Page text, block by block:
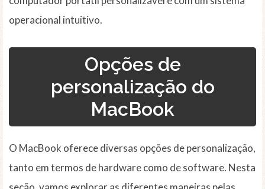
operacional intuitivo.
Opções de
personalização do
MacBook
O MacBook oferece diversas opções de personalização,
tanto em termos de hardware como de software. Nesta